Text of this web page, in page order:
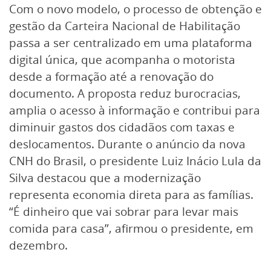
Com o novo modelo, o processo de obtenção e
gestão da Carteira Nacional de Habilitação
passa a ser centralizado em uma plataforma
digital única, que acompanha o motorista
desde a formação até a renovação do
documento. A proposta reduz burocracias,
amplia o acesso à informação e contribui para
diminuir gastos dos cidadãos com taxas e
deslocamentos. Durante o anúncio da nova
CNH do Brasil, o presidente Luiz Inácio Lula da
Silva destacou que a modernização
representa economia direta para as famílias.
“É dinheiro que vai sobrar para levar mais
comida para casa”, afirmou o presidente, em
dezembro.